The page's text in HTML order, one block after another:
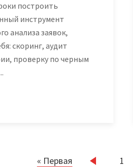
построить
инструмент
анализа заявок,
скоринг, аудит
проверку по черным
« Первая 1
››